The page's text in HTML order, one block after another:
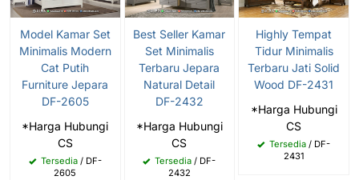
Model Kamar Set
Minimalis Modern
Cat Putih
Furniture Jepara
DF-2605
*Harga Hubungi
CS
Tersedia/ DF-
2605
Best Seller Kamar
Set Minimalis
Terbaru Jepara
Natural Detail
DF-2432
*Harga Hubungi
CS
Tersedia / DF-
2432
Highly Tempat
Tidur Minimalis
Terbaru Jati Solid
Wood DF-2431
*Harga Hubungi
CS
Tersedia / DF-
2431